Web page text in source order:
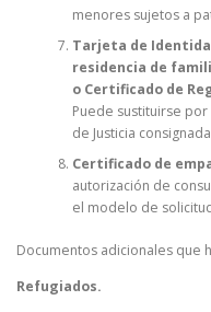
menores sujetos a
Tarjeta de
residencia de
o Certificado de
Puede sustituirse
de Justicia
Certificado de
autorización de
el modelo de
Documentos adicionales que
Refugiados.